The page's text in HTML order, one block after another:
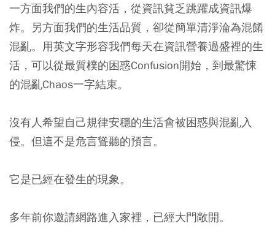
一方面我們的生內容活，從資訊貧乏跳躍成資訊爆
炸。另方面我們的生活品質，卻從簡單清淨淪為混餚
混亂。用英文字形容我們每天在資訊營養過盛裡的生
活，可以從最質樸的困惑Confusion開始，到最驚悚
的混亂Chaos一字結束。
沒有人希望自己規律安穩的生活會被困惑與混亂入
侵。但這不是危言聳聽的預言。
它是已經在發生的現象。
多年前你邀請網路進入家裡，已經大門敞開。